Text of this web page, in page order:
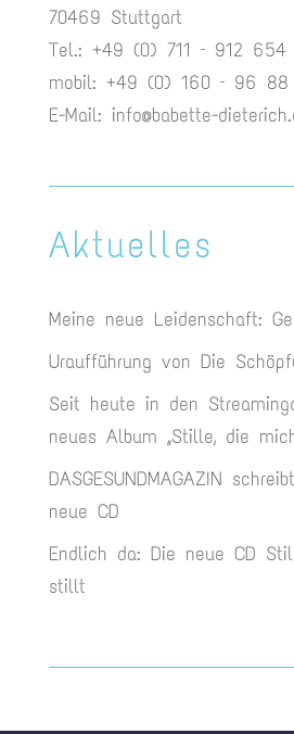
70469 Stuttgart
Tel.: +49 (0) 711 – 912 654
mobil: +49 (0) 160 – 96
E-Mail: info@babette-
Aktuelles
Meine neue Leidenschaft:
Uraufführung von Die
Seit heute in den
neues Album „Stille, die
DASGESUNDMAGAZIN
neue CD
Endlich da: Die neue CD
stillt